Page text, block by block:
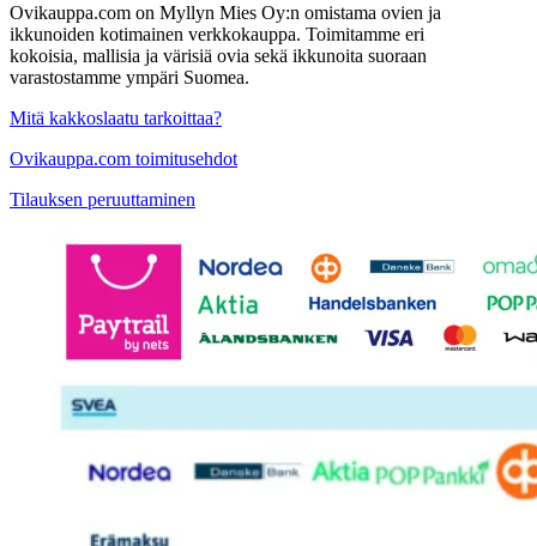
Ovikauppa.com on Myllyn Mies Oy:n omistama ovien ja
ikkunoiden kotimainen verkkokauppa. Toimitamme eri
kokoisia, mallisia ja värisiä ovia sekä ikkunoita suoraan
varastostamme ympäri Suomea.
Mitä kakkoslaatu tarkoittaa?
Ovikauppa.com toimitusehdot
Tilauksen peruuttaminen